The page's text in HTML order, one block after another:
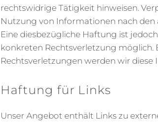
rechtswidrige Tätigkeit hinweisen.
Nutzung von Informationen nach
Eine diesbezügliche Haftung ist
konkreten Rechtsverletzung möglich.
Rechtsverletzungen werden wir
Haftung für Links
Unser Angebot enthält Links zu